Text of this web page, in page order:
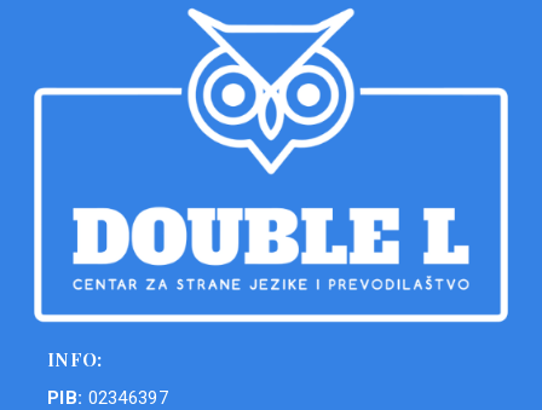
INFO:
PIB: 02346397